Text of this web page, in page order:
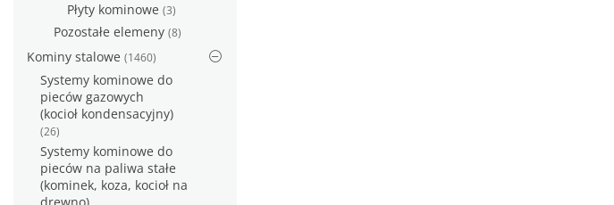
Płyty kominowe (3)
Pozostałe elemeny (8)
Kominy stalowe (1460)
Systemy kominowe do
pieców gazowych
(kocioł kondensacyjny)
(26)
Systemy kominowe do
pieców na paliwa stałe
(kominek, koza, kocioł na